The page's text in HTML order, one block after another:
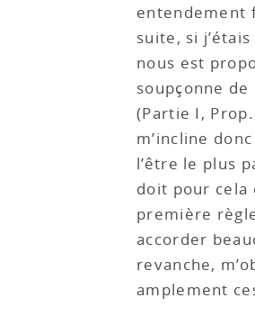
entendement
suite, si
nous est
soupçonne
(Partie I,
m’incline
l’être le plus
doit pour cela
première
accorder
revanche,
amplement